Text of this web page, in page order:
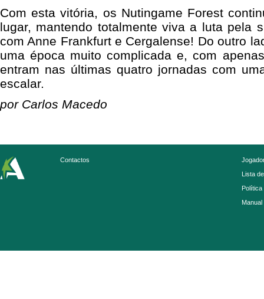
Com esta vitória, os Nutingame Forest
lugar, mantendo totalmente viva a luta pela
com Anne Frankfurt e Cergalense! Do outro
uma época muito complicada e, com
entram nas últimas quatro jornadas com
escalar.
por Carlos Macedo
Contactos
Lista
Política